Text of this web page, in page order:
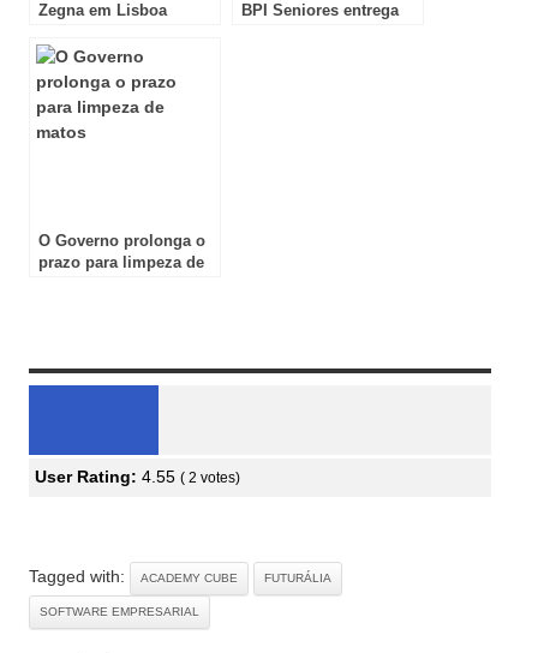
Zegna em Lisboa
BPI Seniores entrega
O Governo prolonga o
prazo para limpeza de
User Rating: 4.55 ( 2 votes)
Tagged with: ACADEMY CUBE FUTURÁLIA
SOFTWARE EMPRESARIAL